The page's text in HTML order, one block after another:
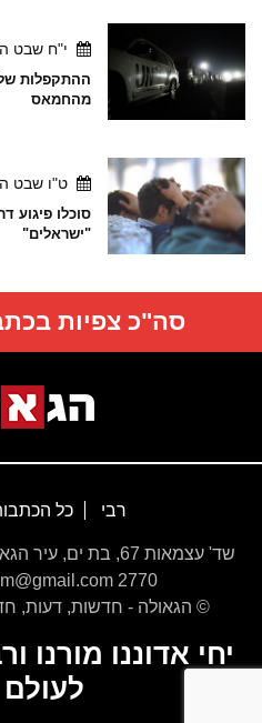
י"ח שבט
ההתקפלות
מהחמאס
ט"ו שבט
סוכלו פיגוע
"ישראלים"
סה"כ צפיות
רבי כל
2770 www.hageula.com@gmail.com
© הגאולה - חדשות, דעות,
יחי אדוננו מורנו